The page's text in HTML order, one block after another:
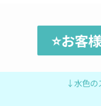
⭐️お客
↓水色の